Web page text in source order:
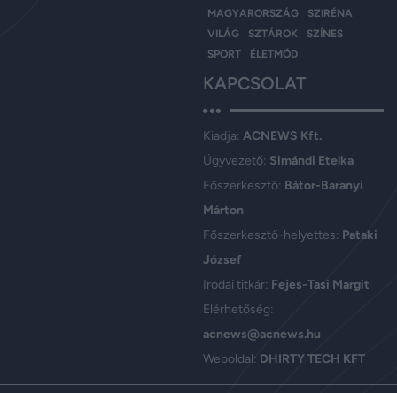
MAGYARORSZÁG
SZIRÉNA
VILÁG
SZTÁROK
SZÍNES
SPORT
ÉLETMÓD
KAPCSOLAT
Kiadja: ACNEWS Kft.
Ügyvezető: Simándi Etelka
Főszerkesztő: Bátor-Baranyi
Márton
Főszerkesztő-helyettes: Pataki
József
Irodai titkár: Fejes-Tasi Margit
Elérhetőség:
acnews@acnews.hu
Weboldal: DHIRTY TECH KFT